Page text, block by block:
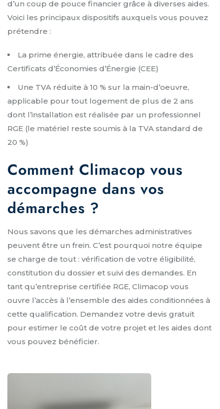
d’un coup de pouce financier grâce à diverses aides.
Voici les principaux dispositifs auxquels vous pouvez
prétendre :
La prime énergie, attribuée dans le cadre des
Certificats d’Économies d’Énergie (CEE)
Une TVA réduite à 10 % sur la main-d’oeuvre,
applicable pour tout logement de plus de 2 ans
dont l’installation est réalisée par un professionnel
RGE (le matériel reste soumis à la TVA standard de
20 %)
Comment Climacop vous
accompagne dans vos
démarches ?
Nous savons que les démarches administratives
peuvent être un frein. C’est pourquoi notre équipe
se charge de tout : vérification de votre éligibilité,
constitution du dossier et suivi des demandes. En
tant qu’entreprise certifiée RGE, Climacop vous
ouvre l’accès à l’ensemble des aides conditionnées à
cette qualification. Demandez votre devis gratuit
pour estimer le coût de votre projet et les aides dont
vous pouvez bénéficier.